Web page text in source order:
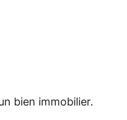
bien immobilier.